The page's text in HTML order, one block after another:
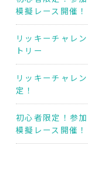
模擬レース開催！
リッキーチャレ
トリー
リッキーチャレ
定！
初心者限定！参
模擬レース開催！